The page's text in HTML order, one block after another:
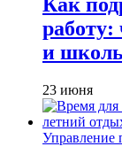
работу:
и
23 июня
Управление